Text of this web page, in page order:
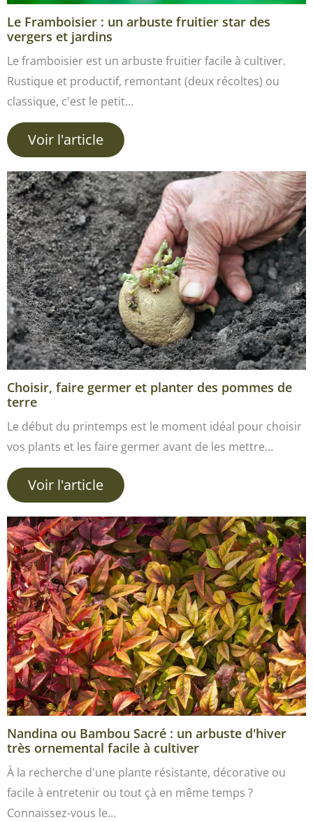
Le Framboisier : un arbuste fruitier star des
vergers et jardins
Le framboisier est un arbuste fruitier facile à cultiver.
Rustique et productif, remontant (deux récoltes) ou
classique, c'est le petit…
Voir l'article
Choisir, faire germer et planter des pommes de
terre
Le début du printemps est le moment idéal pour choisir
vos plants et les faire germer avant de les mettre…
Voir l'article
Nandina ou Bambou Sacré : un arbuste d'hiver
très ornemental facile à cultiver
À la recherche d'une plante résistante, décorative ou
facile à entretenir ou tout çà en même temps ?
Connaissez-vous le…